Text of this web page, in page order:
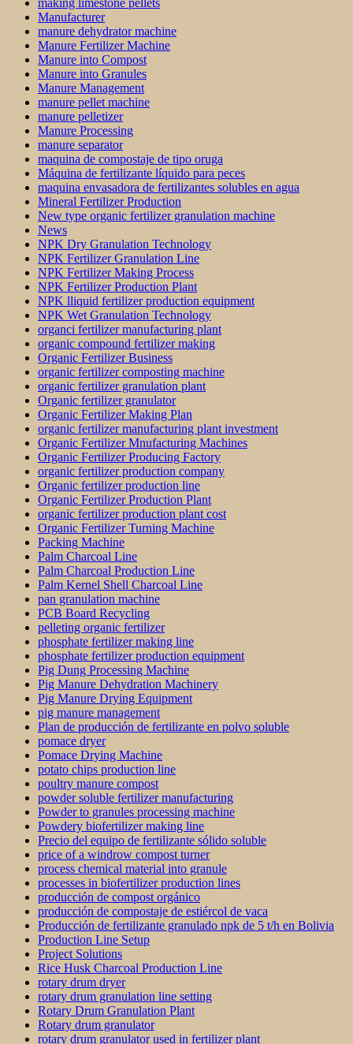
making limestone pellets
Manufacturer
manure dehydrator machine
Manure Fertilizer Machine
Manure into Compost
Manure into Granules
Manure Management
manure pellet machine
manure pelletizer
Manure Processing
manure separator
maquina de compostaje de tipo oruga
Máquina de fertilizante líquido para peces
maquina envasadora de fertilizantes solubles en agua
Mineral Fertilizer Production
New type organic fertilizer granulation machine
News
NPK Dry Granulation Technology
NPK Fertilizer Granulation Line
NPK Fertilizer Making Process
NPK Fertilizer Production Plant
NPK lliquid fertilizer production equipment
NPK Wet Granulation Technology
organci fertilizer manufacturing plant
organic compound fertilizer making
Organic Fertilizer Business
organic fertilizer composting machine
organic fertilizer granulation plant
Organic fertilizer granulator
Organic Fertilizer Making Plan
organic fertilizer manufacturing plant investment
Organic Fertilizer Mnufacturing Machines
Organic Fertilizer Producing Factory
organic fertilizer production company
Organic fertilizer production line
Organic Fertilizer Production Plant
organic fertilizer production plant cost
Organic Fertilizer Turning Machine
Packing Machine
Palm Charcoal Line
Palm Charcoal Production Line
Palm Kernel Shell Charcoal Line
pan granulation machine
PCB Board Recycling
pelleting organic fertilizer
phosphate fertilizer making line
phosphate fertilizer production equipment
Pig Dung Processing Machine
Pig Manure Dehydration Machinery
Pig Manure Drying Equipment
pig manure management
Plan de producción de fertilizante en polvo soluble
pomace dryer
Pomace Drying Machine
potato chips production line
poultry manure compost
powder soluble fertilizer manufacturing
Powder to granules processing machine
Powdery biofertilizer making line
Precio del equipo de fertilizante sólido soluble
price of a windrow compost turner
process chemical material into granule
processes in biofertilizer production lines
producción de compost orgánico
producción de compostaje de estiércol de vaca
Producción de fertilizante granulado npk de 5 t/h en Bolivia
Production Line Setup
Project Solutions
Rice Husk Charcoal Production Line
rotary drum dryer
rotary drum granulation line setting
Rotary Drum Granulation Plant
Rotary drum granulator
rotary drum granulator used in fertilizer plant